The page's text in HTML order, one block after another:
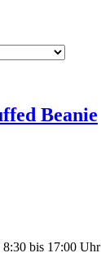
Beanie
bis 17:00 Uhr